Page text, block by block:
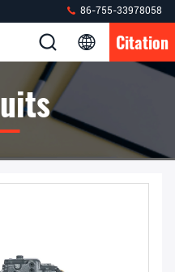
86-755-33978058
Citation